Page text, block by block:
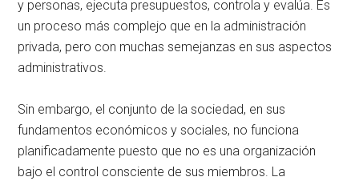
y personas, ejecuta presupuestos, controla y evalúa. Es
un proceso más complejo que en la administración
privada, pero con muchas semejanzas en sus aspectos
administrativos.
Sin embargo, el conjunto de la sociedad, en sus
fundamentos económicos y sociales, no funciona
planificadamente puesto que no es una organización
bajo el control consciente de sus miembros. La